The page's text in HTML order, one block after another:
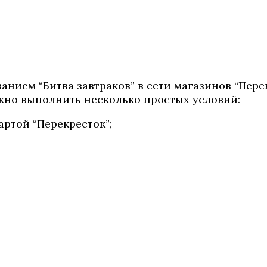
“Битва завтраков” в сети магазинов
выполнить несколько простых условий:
“Перекресток”;